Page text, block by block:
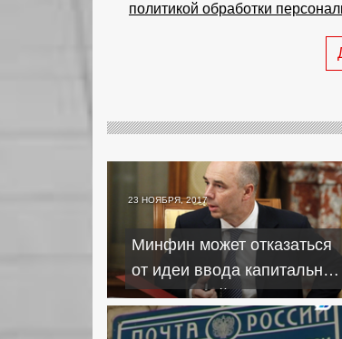
политикой обработки
23 НОЯБРЯ, 2017
Минфин может отказаться
от идеи ввода капитальных
ограничений